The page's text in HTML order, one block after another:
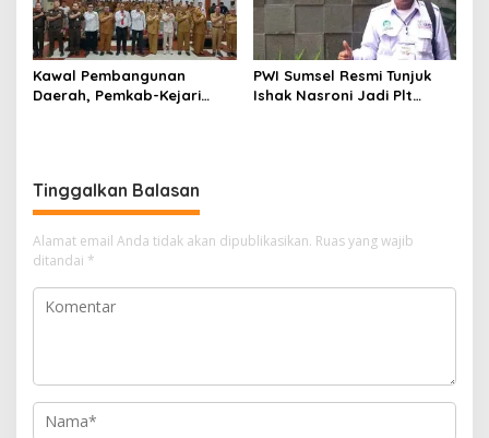
Kawal Pembangunan
Daerah, Pemkab-Kejari
PWI Sumsel Resmi Tunjuk
Ishak Nasroni Jadi Plt
Tinggalkan Balasan
Alamat email Anda tidak akan dipublikasikan. Ruas yang wajib
ditandai *